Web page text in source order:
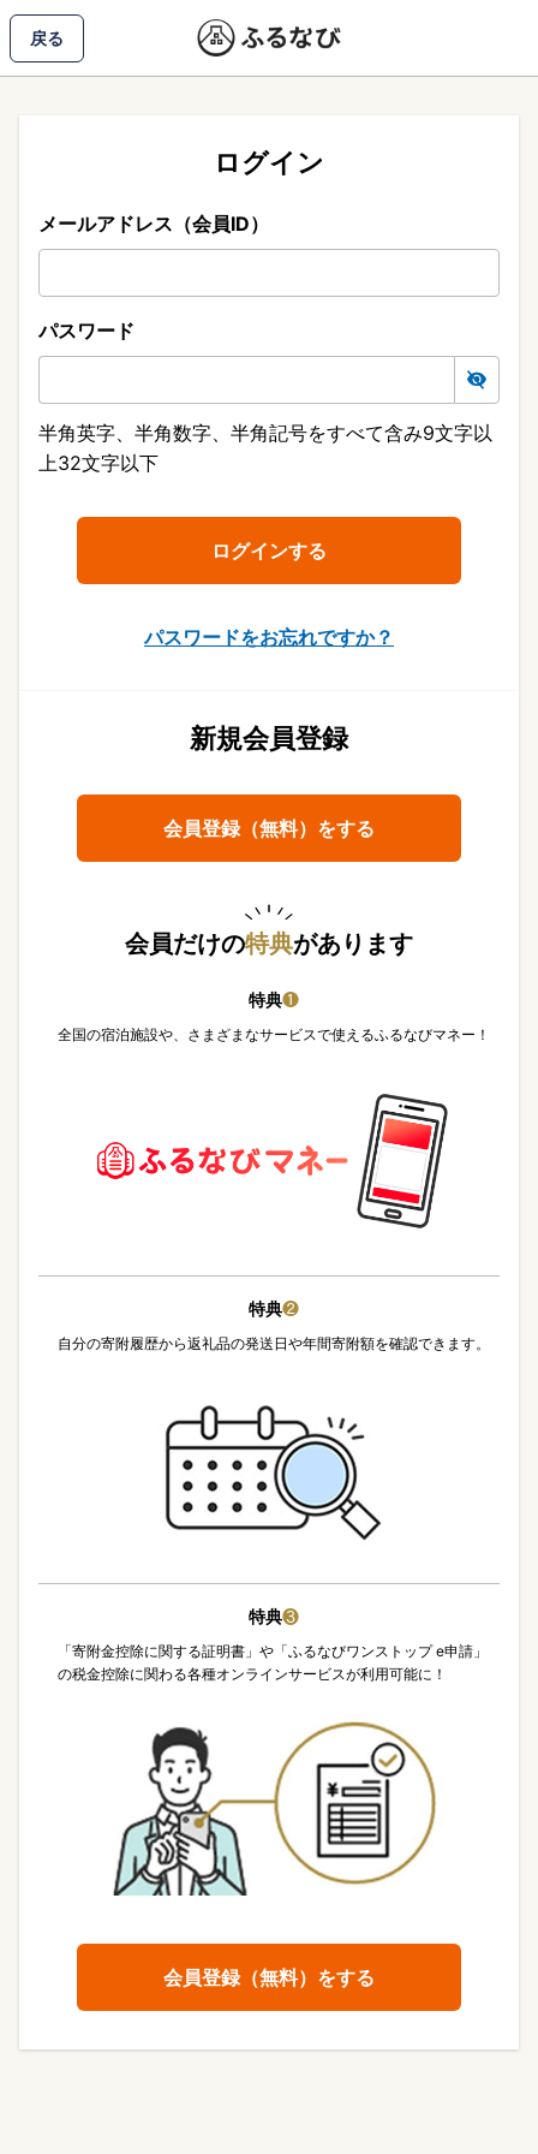
戻る
ログイン
メールアドレス（会員ID）
パスワード
半角英字、半角数字、半角記号をすべて含み9文字以
上32文字以下
パスワードをお忘れですか？
新規会員登録
会員登録（無料）をする
会員だけの特典があります
特典❶
全国の宿泊施設や、さまざまなサービスで使えるふるなびマネー！
特典❷
自分の寄附履歴から返礼品の発送日や年間寄附額を確認できます。
特典❸
「寄附金控除に関する証明書」や「ふるなびワンストップ e申請」
の税金控除に関わる各種オンラインサービスが利用可能に！
会員登録（無料）をする